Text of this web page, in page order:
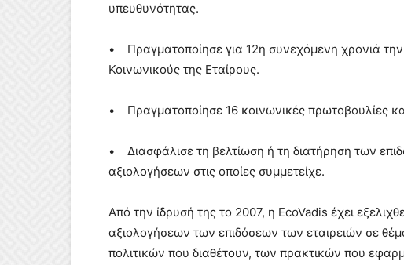
υπευθυνότητας.
• Πραγματοποίησε για 12η συνεχόμενη χρονιά την
Κοινωνικούς της Εταίρους.
• Πραγματοποίησε 16 κοινωνικές πρωτοβουλίες
• Διασφάλισε τη βελτίωση ή τη διατήρηση των
αξιολογήσεων στις οποίες συμμετείχε.
Από την ίδρυσή της το 2007, η EcoVadis έχει
αξιολογήσεων των επιδόσεων των εταιρειών σε
πολιτικών που διαθέτουν, των πρακτικών που